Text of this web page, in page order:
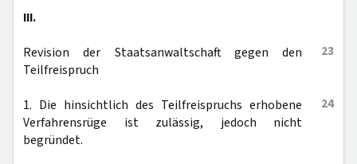
III.
23
Revision der Staatsanwaltschaft gegen den
Teilfreispruch
24
1. Die hinsichtlich des Teilfreispruchs erhobene
Verfahrensrüge ist zulässig, jedoch nicht
begründet.